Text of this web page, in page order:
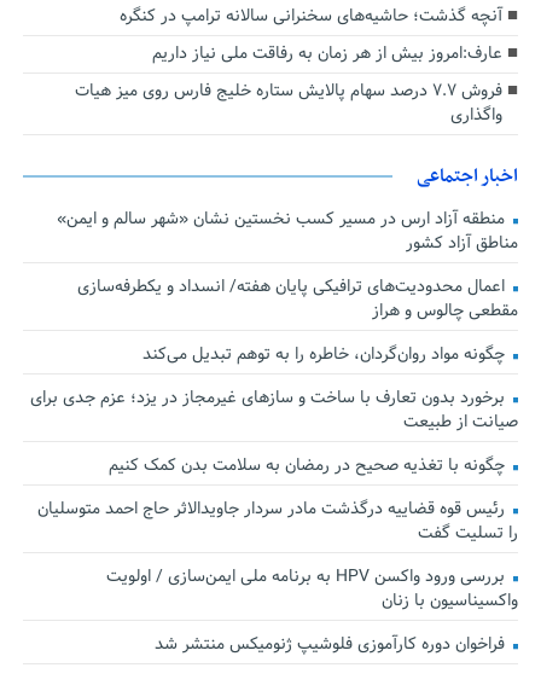
آنچه گذشت؛ حاشیه‌های سخنرانی سالانه ترامپ در کنگره
عارف:امروز بیش از هر زمان به رفاقت ملی نیاز داریم
فروش ۷.۷ درصد سهام پالایش ستاره خلیج فارس روی میز هیات
واگذاری
اخبار اجتماعی
منطقه آزاد ارس در مسیر کسب نخستین نشان «شهر سالم و ایمن»
مناطق آزاد کشور
اعمال محدودیت‌های ترافیکی پایان هفته/ انسداد و یکطرفه‌سازی
مقطعی چالوس و هراز
چگونه مواد روان‌گردان، خاطره را به توهم تبدیل می‌کند
برخورد بدون تعارف با ساخت‌ و سازهای غیرمجاز در یزد؛ عزم جدی برای
صیانت از طبیعت
چگونه با تغذیه صحیح در رمضان به سلامت بدن کمک کنیم
رئیس قوه قضاییه درگذشت مادر سردار جاویدالاثر حاج احمد متوسلیان
را تسلیت گفت
بررسی ورود واکسن HPV به برنامه ملی ایمن‌سازی / اولویت
واکسیناسیون با زنان
فراخوان دوره کارآموزی فلوشیپ ژنومیکس منتشر شد